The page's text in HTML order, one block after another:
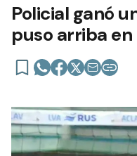
Policial ganó
puso arriba en